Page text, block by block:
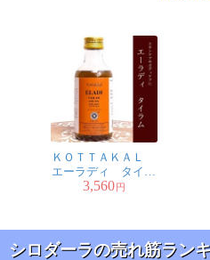
ＫＯＴＴＡＫＡＬ
エーラディ タイラ
ム[Eladi tailam
3,560円
シロダーラの売れ筋ラン